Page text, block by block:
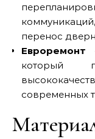
перенос
Евроремонт
который
современных